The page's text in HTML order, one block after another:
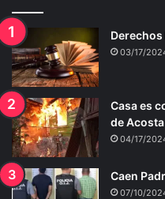
03/17/
Casa es
de
04/17/
Caen
07/10/